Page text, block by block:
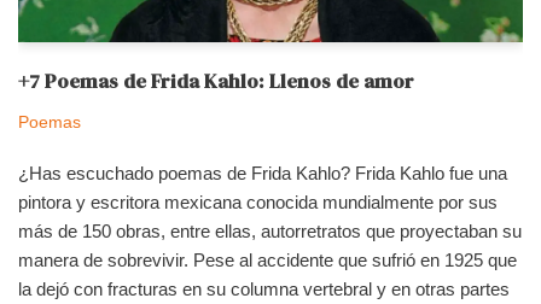
+7 Poemas de Frida Kahlo: Llenos de amor
Poemas
¿Has escuchado poemas de Frida Kahlo? Frida Kahlo fue una
pintora y escritora mexicana conocida mundialmente por sus
más de 150 obras, entre ellas, autorretratos que proyectaban su
manera de sobrevivir. Pese al accidente que sufrió en 1925 que
la dejó con fracturas en su columna vertebral y en otras partes